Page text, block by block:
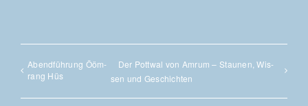
Abend­füh­rung Ööm­
rang Hüs
Der Pott­wal von Amrum – Stau­nen, Wis­
sen und Geschichten